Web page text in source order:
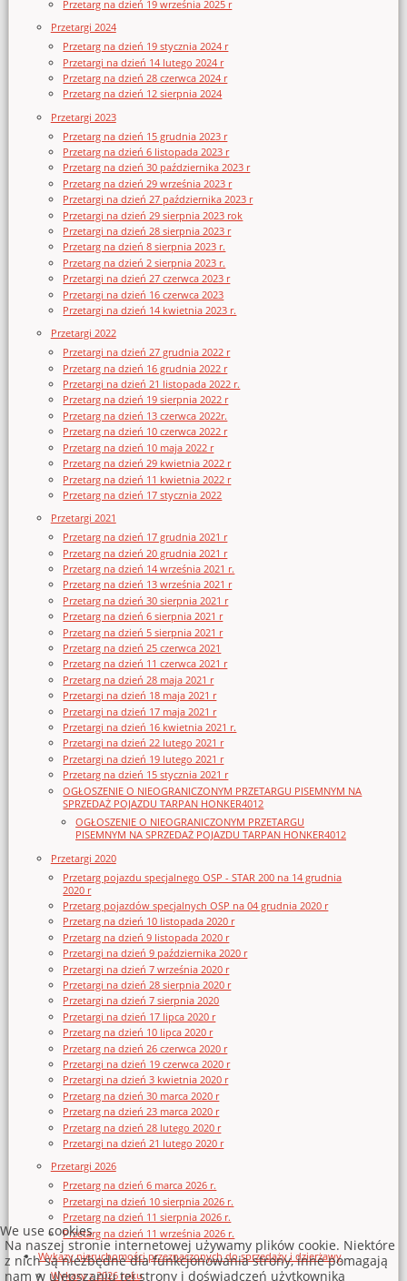
Przetarg na dzień 19 września 2025 r
Przetargi 2024
Przetarg na dzień 19 stycznia 2024 r
Przetargi na dzień 14 lutego 2024 r
Przetarg na dzień 28 czerwca 2024 r
Przetarg na dzień 12 sierpnia 2024
Przetargi 2023
Przetarg na dzień 15 grudnia 2023 r
Przetarg na dzień 6 listopada 2023 r
Przetarg na dzień 30 października 2023 r
Przetarg na dzień 29 września 2023 r
Przetargi na dzień 27 października 2023 r
Przetargi na dzień 29 sierpnia 2023 rok
Przetargi na dzień 28 sierpnia 2023 r
Przetarg na dzień 8 sierpnia 2023 r.
Przetarg na dzień 2 sierpnia 2023 r.
Przetargi na dzień 27 czerwca 2023 r
Przetargi na dzień 16 czerwca 2023
Przetargi na dzień 14 kwietnia 2023 r.
Przetargi 2022
Przetargi na dzień 27 grudnia 2022 r
Przetarg na dzień 16 grudnia 2022 r
Przetargi na dzień 21 listopada 2022 r.
Przetarg na dzień 19 sierpnia 2022 r
Przetarg na dzień 13 czerwca 2022r.
Przetarg na dzień 10 czerwca 2022 r
Przetarg na dzień 10 maja 2022 r
Przetarg na dzień 29 kwietnia 2022 r
Przetarg na dzień 11 kwietnia 2022 r
Przetarg na dzień 17 stycznia 2022
Przetargi 2021
Przetarg na dzień 17 grudnia 2021 r
Przetarg na dzień 20 grudnia 2021 r
Przetarg na dzień 14 września 2021 r.
Przetarg na dzień 13 września 2021 r
Przetarg na dzień 30 sierpnia 2021 r
Przetarg na dzień 6 sierpnia 2021 r
Przetarg na dzień 5 sierpnia 2021 r
Przetarg na dzień 25 czerwca 2021
Przetarg na dzień 11 czerwca 2021 r
Przetarg na dzień 28 maja 2021 r
Przetargi na dzień 18 maja 2021 r
Przetargi na dzień 17 maja 2021 r
Przetargi na dzień 16 kwietnia 2021 r.
Przetargi na dzień 22 lutego 2021 r
Przetargi na dzień 19 lutego 2021 r
Przetarg na dzień 15 stycznia 2021 r
OGŁOSZENIE O NIEOGRANICZONYM PRZETARGU PISEMNYM NA
SPRZEDAŻ POJAZDU TARPAN HONKER4012
OGŁOSZENIE O NIEOGRANICZONYM PRZETARGU
PISEMNYM NA SPRZEDAŻ POJAZDU TARPAN HONKER4012
Przetargi 2020
Przetarg pojazdu specjalnego OSP - STAR 200 na 14 grudnia
2020 r
Przetarg pojazdów specjalnych OSP na 04 grudnia 2020 r
Przetarg na dzień 10 listopada 2020 r
Przetarg na dzień 9 listopada 2020 r
Przetargi na dzień 9 października 2020 r
Przetargi na dzień 7 września 2020 r
Przetargi na dzień 28 sierpnia 2020 r
Przetargi na dzień 7 sierpnia 2020
Przetargi na dzień 17 lipca 2020 r
Przetarg na dzień 10 lipca 2020 r
Przetarg na dzień 26 czerwca 2020 r
Przetargi na dzień 19 czerwca 2020 r
Przetargi na dzień 3 kwietnia 2020 r
Przetarg na dzień 30 marca 2020 r
Przetarg na dzień 23 marca 2020 r
Przetarg na dzień 28 lutego 2020 r
Przetargi na dzień 21 lutego 2020 r
Przetargi 2026
Przetarg na dzień 6 marca 2026 r.
Przetargi na dzień 10 sierpnia 2026 r.
Przetarg na dzień 11 sierpnia 2026 r.
Przetarg na dzień 11 września 2026 r.
Wykazy nieruchomości przeznaczonych do sprzedaży i dzierżawy
Wykazy z 2026 roku
We use cookies
Na naszej stronie internetowej używamy plików cookie. Niektóre
z nich są niezbędne dla funkcjonowania strony, inne pomagają
nam w ulepszaniu tej strony i doświadczeń użytkownika